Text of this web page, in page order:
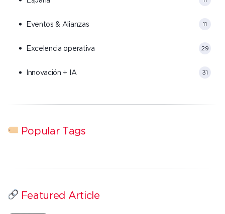
Eventos & Alianzas 11
Excelencia operativa 29
Innovación + IA 31
Popular Tags
Featured Article